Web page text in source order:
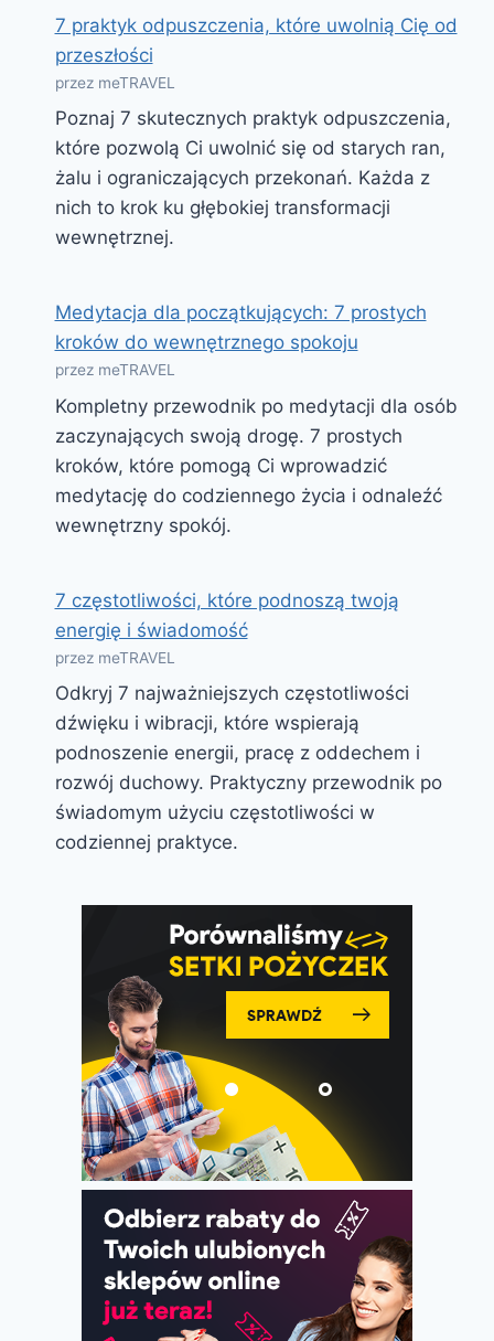
7 praktyk odpuszczenia, które uwolnią Cię od
przeszłości
przez meTRAVEL
Poznaj 7 skutecznych praktyk odpuszczenia,
które pozwolą Ci uwolnić się od starych ran,
żalu i ograniczających przekonań. Każda z
nich to krok ku głębokiej transformacji
wewnętrznej.
Medytacja dla początkujących: 7 prostych
kroków do wewnętrznego spokoju
przez meTRAVEL
Kompletny przewodnik po medytacji dla osób
zaczynających swoją drogę. 7 prostych
kroków, które pomogą Ci wprowadzić
medytację do codziennego życia i odnaleźć
wewnętrzny spokój.
7 częstotliwości, które podnoszą twoją
energię i świadomość
przez meTRAVEL
Odkryj 7 najważniejszych częstotliwości
dźwięku i wibracji, które wspierają
podnoszenie energii, pracę z oddechem i
rozwój duchowy. Praktyczny przewodnik po
świadomym użyciu częstotliwości w
codziennej praktyce.